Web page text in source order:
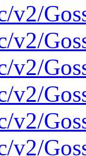
v2/
v2/
v2/
v2/
v2/
v2/